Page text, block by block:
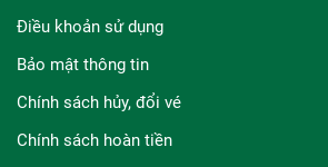
Điều khoản sử dụng
Bảo mật thông tin
Chính sách hủy, đổi vé
Chính sách hoàn tiền